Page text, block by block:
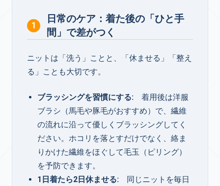
日常のケア：着た後の「ひと手
間」で差がつく
ニットは「洗う」ことと、「休ませる」「整え
る」ことも大切です。
ブラッシングを習慣にする: 着用後は洋服
ブラシ（馬毛や豚毛がおすすめ）で、繊維
の流れに沿って優しくブラッシングしてく
ださい。ホコリを落とすだけでなく、絡ま
りかけた繊維をほぐして毛玉（ピリング）
を予防できます。
1日着たら2日休ませる:
同じニットを毎日